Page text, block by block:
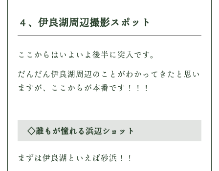
４、伊良湖周辺撮影スポット
ここからはいよいよ後半に突入です。
だんだん伊良湖周辺のことがわかってきたと思い
ますが、ここからが本番です！！！
◇誰もが憧れる浜辺ショット
まずは伊良湖といえば砂浜！！